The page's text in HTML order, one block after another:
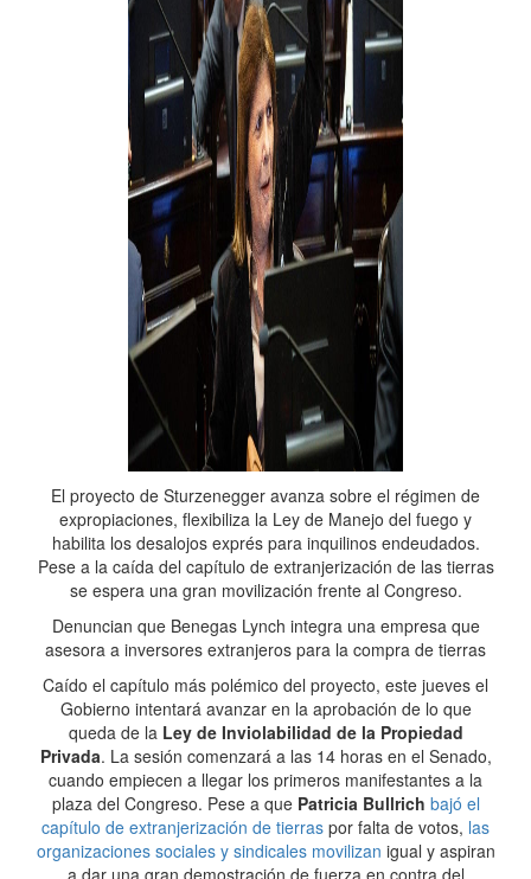
El proyecto de Sturzenegger avanza sobre el régimen de
expropiaciones, flexibiliza la Ley de Manejo del fuego y
habilita los desalojos exprés para inquilinos endeudados.
Pese a la caída del capítulo de extranjerización de las tierras
se espera una gran movilización frente al Congreso.
Denuncian que Benegas Lynch integra una empresa que
asesora a inversores extranjeros para la compra de tierras
Caído el capítulo más polémico del proyecto, este jueves el
Gobierno intentará avanzar en la aprobación de lo que
queda de la Ley de Inviolabilidad de la Propiedad
Privada. La sesión comenzará a las 14 horas en el Senado,
cuando empiecen a llegar los primeros manifestantes a la
plaza del Congreso. Pese a que Patricia Bullrich bajó el
capítulo de extranjerización de tierras por falta de votos, las
organizaciones sociales y sindicales movilizan igual y aspiran
a dar una gran demostración de fuerza en contra del